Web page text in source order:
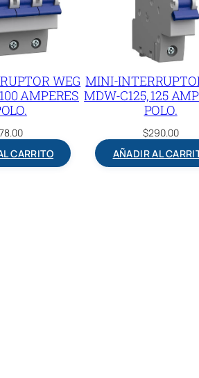
WEG
AMPERES
CARRITO
MINI-
MDW-C125, 125
POLO.
$290.00
AÑADIR AL